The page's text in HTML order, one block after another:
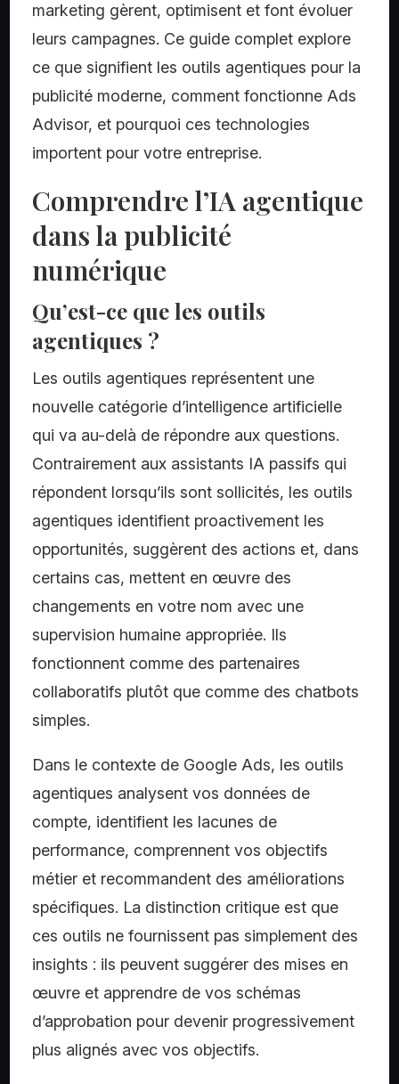
marketing gèrent, optimisent et font évoluer
leurs campagnes. Ce guide complet explore
ce que signifient les outils agentiques pour la
publicité moderne, comment fonctionne Ads
Advisor, et pourquoi ces technologies
importent pour votre entreprise.
Comprendre l’IA agentique
dans la publicité
numérique
Qu’est-ce que les outils
agentiques ?
Les outils agentiques représentent une
nouvelle catégorie d’intelligence artificielle
qui va au-delà de répondre aux questions.
Contrairement aux assistants IA passifs qui
répondent lorsqu’ils sont sollicités, les outils
agentiques identifient proactivement les
opportunités, suggèrent des actions et, dans
certains cas, mettent en œuvre des
changements en votre nom avec une
supervision humaine appropriée. Ils
fonctionnent comme des partenaires
collaboratifs plutôt que comme des chatbots
simples.
Dans le contexte de Google Ads, les outils
agentiques analysent vos données de
compte, identifient les lacunes de
performance, comprennent vos objectifs
métier et recommandent des améliorations
spécifiques. La distinction critique est que
ces outils ne fournissent pas simplement des
insights : ils peuvent suggérer des mises en
œuvre et apprendre de vos schémas
d’approbation pour devenir progressivement
plus alignés avec vos objectifs.